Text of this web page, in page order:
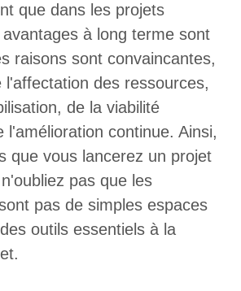
que dans les projets
à long terme sont
raisons sont convaincantes,
l'affectation des ressources,
de la viabilité
l'amélioration continue. Ainsi,
que vous lancerez un projet
pas que les
pas de simples espaces
outils essentiels à la